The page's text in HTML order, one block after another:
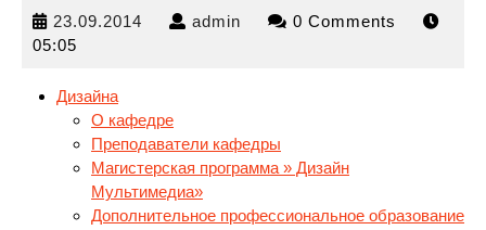
23.09.2014 23.09.2014
admin admin 0 Comments
05:05
Дизайна
О кафедре
Преподаватели кафедры
Магистерская программа » Дизайн
Мультимедиа»
Дополнительное профессиональное образование